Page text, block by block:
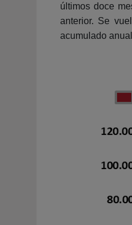
últimos doce
anterior. Se
acumulado